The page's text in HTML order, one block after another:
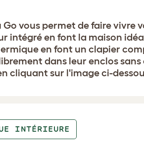
vous permet de faire vivre
intégré en font la maison
en font un clapier
dans leur enclos
cliquant sur l'image ci-
INTÉRIEURE